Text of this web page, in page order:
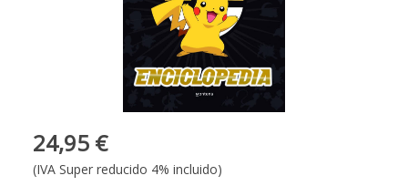
24,95 €
(IVA Super reducido 4% incluido)